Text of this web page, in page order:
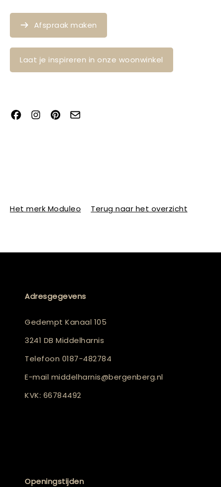
Afspraak maken
Laat je inspireren in onze woonwinkel
Het merk Moduleo Terug naar het overzicht
Adresgegevens
Gedempt Kanaal 105
3241 DB Middelharnis
Telefoon 0187-482784
E-mail middelharnis@bergenberg.nl
KVK: 66784492
Openingstijden